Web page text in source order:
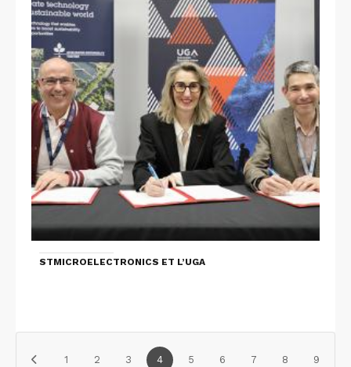
STMICROELECTRONICS ET L’UGA
1 2 3 4 5 6 7 8 9